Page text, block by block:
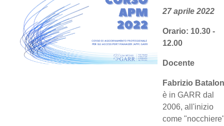
27 aprile 2022
Orario: 10.30 -
12.00
Docente
Fabrizio
è in GARR dal
2006, all'inizio
come